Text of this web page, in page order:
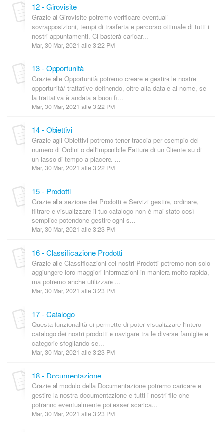
12 - Girovisite
Grazie al Girovisite potremo verificare eventuali
sovrapposizioni, tempi di trasferta e percorso ottimale di tutti i
nostri appuntamenti. Ci basterà caricar...
Mar, 30 Mar, 2021 alle 3:22 PM
13 - Opportunità
Grazie alle Opportunità potremo creare e gestire le nostre
opportunità/ trattative definendo, oltre alla data e al nome, se
la trattativa è andata a buon fi...
Mar, 30 Mar, 2021 alle 3:22 PM
14 - Obiettivi
Grazie agli Obiettivi potremo tener traccia per esempio del
numero di Ordini o dell'imponibile Fatture di un Cliente su di
un lasso di tempo a piacere. ...
Mar, 30 Mar, 2021 alle 3:22 PM
15 - Prodotti
Grazie alla sezione dei Prodotti e Servizi gestire, ordinare,
filtrare e visualizzare il tuo catalogo non è mai stato così
semplice potendone gestire ogni s...
Mar, 30 Mar, 2021 alle 3:23 PM
16 - Classificazione Prodotti
Grazie alle Classificazioni dei nostri Prodotti potremo non solo
aggiungere loro maggiori informazioni in maniera molto rapida,
ma potremo anche utilizzare ...
Mar, 30 Mar, 2021 alle 3:23 PM
17 - Catalogo
Questa funzionalità ci permette di poter visualizzare l'intero
catalogo dei nostri prodotti e navigare tra le diverse famiglie e
categorie sfogliando se...
Mar, 30 Mar, 2021 alle 3:23 PM
18 - Documentazione
Grazie al modulo della Documentazione potremo caricare e
gestire la nostra documentazione e tutti i nostri file che
potranno eventualmente poi esser scarica...
Mar, 30 Mar, 2021 alle 3:23 PM